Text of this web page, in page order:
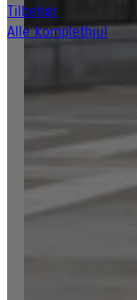
Tilbehør
Alle komplethjul